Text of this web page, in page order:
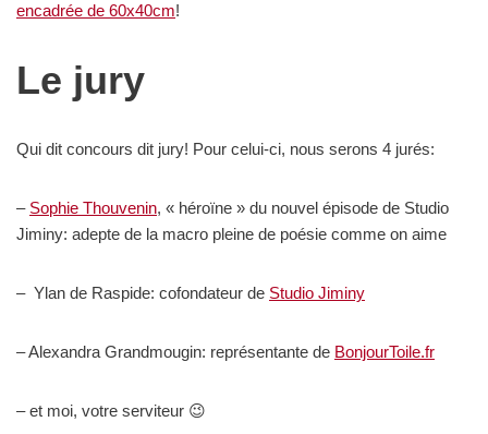
encadrée de 60x40cm!
Le jury
Qui dit concours dit jury! Pour celui-ci, nous serons 4 jurés:
– Sophie Thouvenin, « héroïne » du nouvel épisode de Studio
Jiminy: adepte de la macro pleine de poésie comme on aime
– Ylan de Raspide: cofondateur de Studio Jiminy
– Alexandra Grandmougin: représentante de BonjourToile.fr
– et moi, votre serviteur 😉